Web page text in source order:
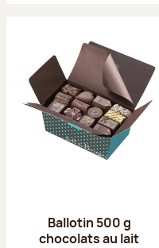
Ballotin 500 g
chocolats au lait